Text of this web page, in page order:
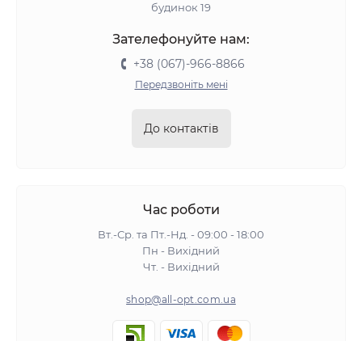
будинок 19
Зателефонуйте нам:
+38 (067)-966-8866
Передзвоніть мені
До контактів
Час роботи
Вт.-Ср. та Пт.-Нд. - 09:00 - 18:00
Пн - Вихідний
Чт. - Вихідний
shop@all-opt.com.ua